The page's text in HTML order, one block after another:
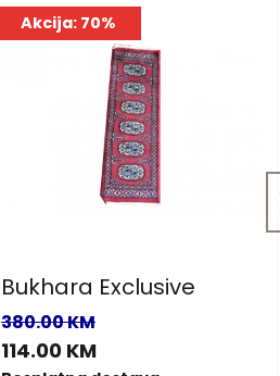
Akcija: 70%
Bukhara Exclusive
380.00 KM
114.00 KM